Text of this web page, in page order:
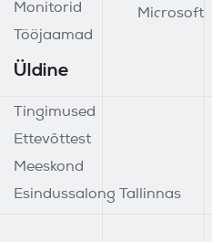
Monitorid
Tööjaamad
Microsoft
Üldine
Tingimused
Ettevõttest
Meeskond
Esindussalong Tallinnas